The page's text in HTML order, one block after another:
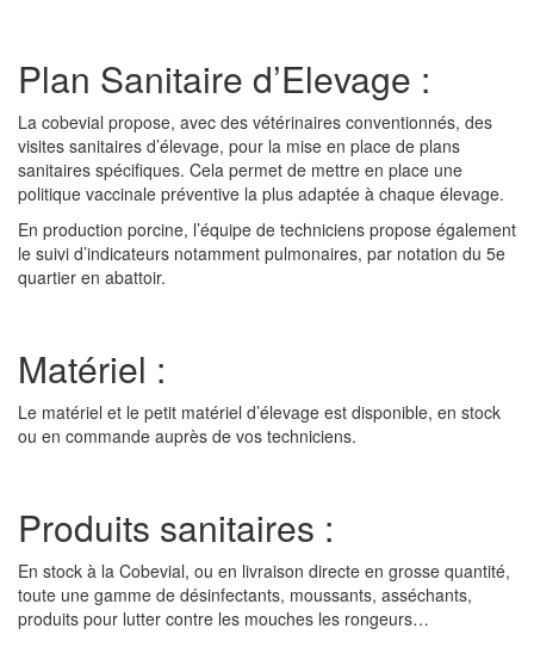
Plan Sanitaire d’Elevage :
La cobevial propose, avec des vétérinaires conventionnés, des
visites sanitaires d’élevage, pour la mise en place de plans
sanitaires spécifiques. Cela permet de mettre en place une
politique vaccinale préventive la plus adaptée à chaque élevage.
En production porcine, l’équipe de techniciens propose également
le suivi d’indicateurs notamment pulmonaires, par notation du 5e
quartier en abattoir.
Matériel :
Le matériel et le petit matériel d’élevage est disponible, en stock
ou en commande auprès de vos techniciens.
Produits sanitaires :
En stock à la Cobevial, ou en livraison directe en grosse quantité,
toute une gamme de désinfectants, moussants, asséchants,
produits pour lutter contre les mouches les rongeurs…